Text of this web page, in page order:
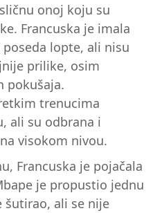
onoj koju su
Francuska je imala
lopte, ali nisu
prilike, osim
pokušaja.
trenucima
ali su odbrana i
visokom nivou.
Francuska je pojačala
je propustio jednu
šutirao, ali se nije